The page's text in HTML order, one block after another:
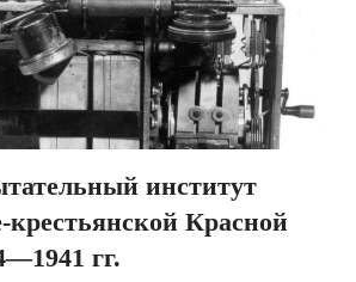
институт
крестьянской Красной
гг.